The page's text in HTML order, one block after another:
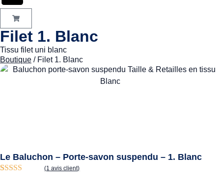
Filet 1. Blanc
Tissu filet uni blanc
Boutique / Filet 1. Blanc
Le Baluchon – Porte-savon suspendu – 1. Blanc
(1 avis client)